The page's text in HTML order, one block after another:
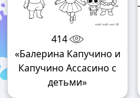
414
«Балерина Капучино и
Капучино Ассасино с
детьми»